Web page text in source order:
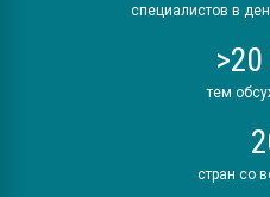
специалистов в
тем
стран со